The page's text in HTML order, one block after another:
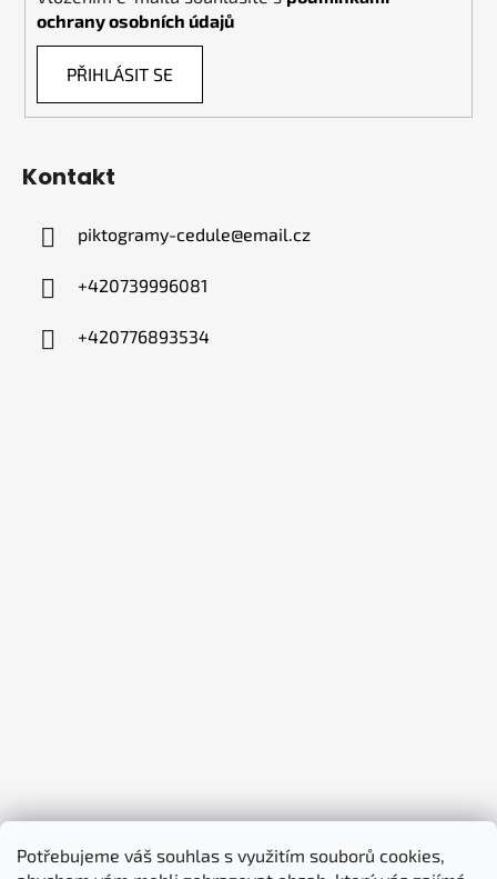
Potřebujeme váš souhlas s využitím souborů cookies,
ochrany osobních údajů
PŘIHLÁSIT SE
Kontakt
piktogramy-cedule@email.cz
+420739996081
+420776893534